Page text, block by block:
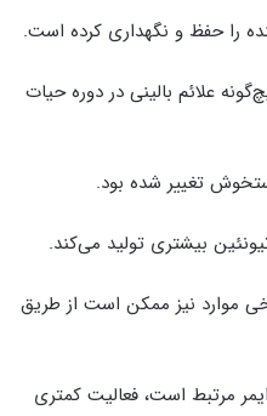
را حفظ و نگهداری کرده است.
علائم بالینی در دوره حیات
تغییر شده بود.
بیشتری تولید می‌کند.
موارد نیز ممکن است از طریق
مرتبط است، فعالیت کمتری